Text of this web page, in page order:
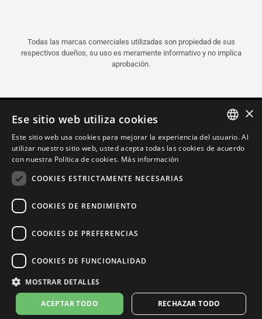
Todas las marcas comerciales utilizadas son propiedad de sus
respectivos dueños, su uso es meramente informativo y no implica
aprobación.
Español (Guatemala)
© 2026leovince.com by BELGROVE -VAT #: 1080016712
ITALIAN
×
Ese sitio web utiliza cookies
Este sitio web usa cookies para mejorar la experiencia del usuario. Al
utilizar nuestro sitio web, usted acepta todas las cookies de acuerdo
con nuestra Política de cookies. Más información
COOKIES ESTRICTAMENTE NECESARIAS
COOKIES DE RENDIMIENTO
COOKIES DE PREFERENCIAS
COOKIES DE FUNCIONALIDAD
MOSTRAR DETALLES
ACEPTAR TODO RECHAZAR TODO